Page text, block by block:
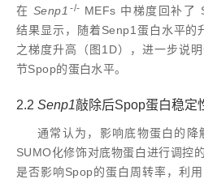
在Senp1 -/- MEFs 中梯度回补了
结果显示，随着Senp1蛋白水平的
之梯度升高（图1D），进一步说
节Spop的蛋白水平。
2.2 Senp1敲除后Spop蛋白稳定
通常认为，影响底物蛋白的
SUMO化修饰对底物蛋白进行调控
是否影响Spop的蛋白周转率，利